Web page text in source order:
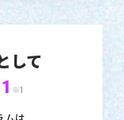
して
※1